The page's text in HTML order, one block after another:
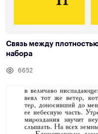
Связь между
набора
6652